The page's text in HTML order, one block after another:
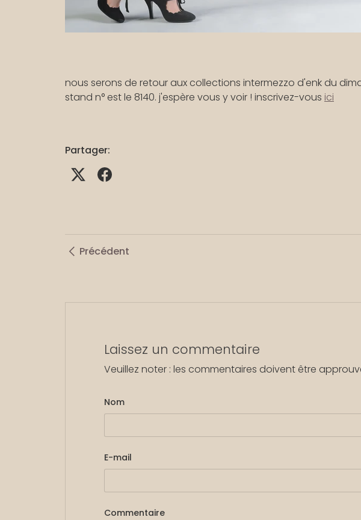
nous serons de retour aux collections intermezzo d'enk du
stand n° est le 8140. j'espère vous y voir ! inscrivez-vous ici
Partager:
Précédent
Laissez un commentaire
Veuillez noter : les commentaires doivent être
Nom
E-mail
Commentaire